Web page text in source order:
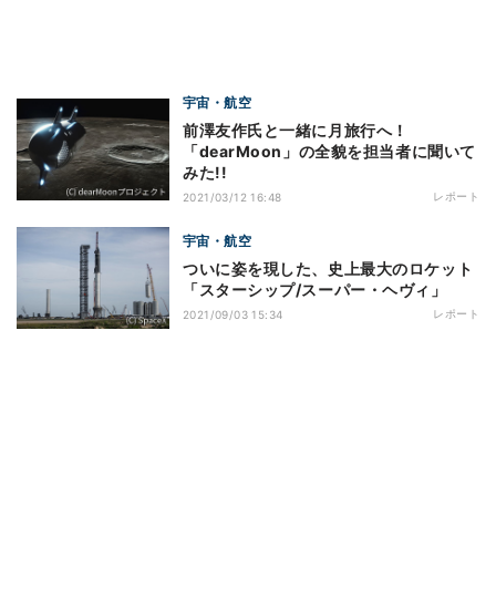
宇宙・航空
前澤友作氏と一緒に月旅行へ！
「dearMoon」の全貌を担当者に聞いて
みた!!
2021/03/12 16:48 レポート
宇宙・航空
ついに姿を現した、史上最大のロケット
「スターシップ/スーパー・ヘヴィ」
2021/09/03 15:34 レポート